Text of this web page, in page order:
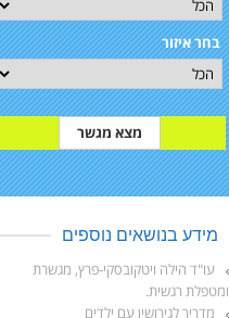
בחר איזור
מידע בנושאים נוספים
עו"ד הילה ויטקובסקי-פרץ, מגשרת
ומטפלת רגשית.
מדריך לגירושין עם ילדים